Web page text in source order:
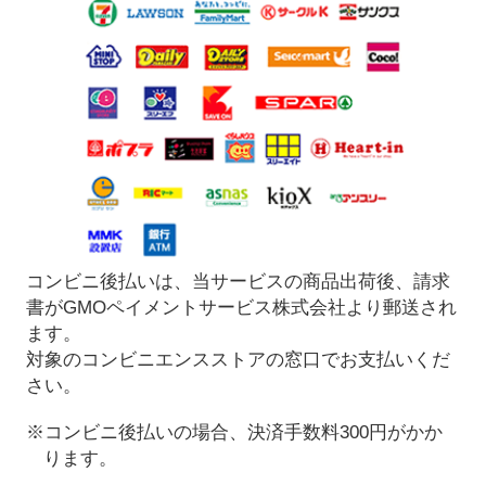
コンビニ後払いは、当サービスの商品出荷後、請求
書がGMOペイメントサービス株式会社より郵送され
ます。
対象のコンビニエンスストアの窓口でお支払いくだ
さい。
※コンビニ後払いの場合、決済手数料300円がかか
ります。